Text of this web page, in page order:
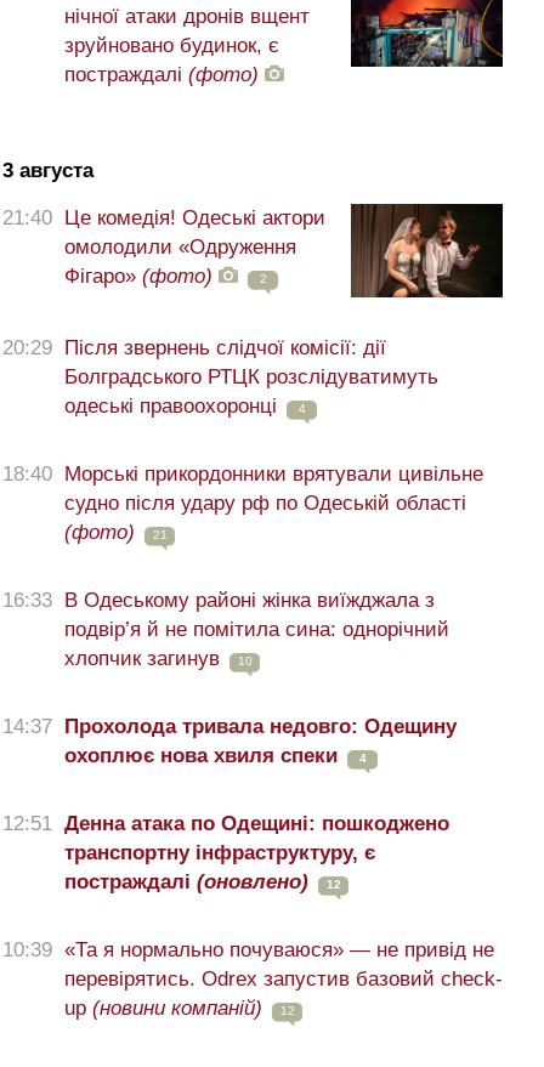
нічної атаки дронів вщент
зруйновано будинок, є
постраждалі (фото)
3 августа
21:40 Це комедія! Одеські актори
омолодили «Одруження
Фігаро» (фото) 2
20:29 Після звернень слідчої комісії: дії
Болградського РТЦК розслідуватимуть
одеські правоохоронці
4
18:40 Морські прикордонники врятували цивільне
судно після удару рф по Одеській області
(фото)
21
16:33 В Одеському районі жінка виїжджала з
подвір’я й не помітила сина: однорічний
хлопчик загинув
10
14:37 Прохолода тривала недовго: Одещину
охоплює нова хвиля спеки
4
12:51 Денна атака по Одещині: пошкоджено
транспортну інфраструктуру, є
постраждалі (оновлено) 12
10:39 «Та я нормально почуваюся» — не привід не
перевірятись. Odrex запустив базовий check-
up (новини компаній) 12